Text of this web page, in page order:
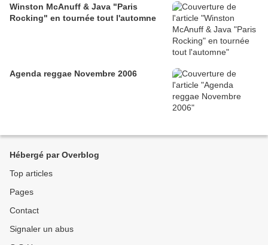
Winston McAnuff & Java "Paris
Rocking" en tournée tout l'automne
Agenda reggae Novembre 2006
Hébergé par Overblog
Top articles
Pages
Contact
Signaler un abus